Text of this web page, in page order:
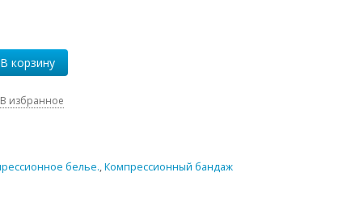
В корзину
В избранное
белье.,Компрессионный бандаж